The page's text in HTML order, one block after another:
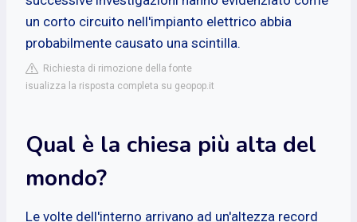
un corto circuito nell'impianto elettrico abbia
probabilmente causato una scintilla.
Richiesta di rimozione della fonte
isualizza la risposta completa su geopop.it
Qual è la chiesa più alta del
mondo?
Le volte dell'interno arrivano ad un'altezza record